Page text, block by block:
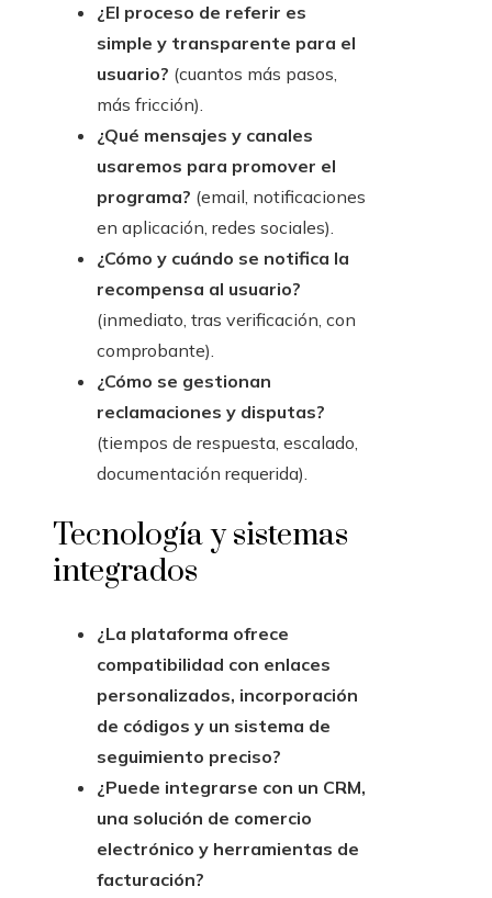
¿El proceso de referir es
simple y transparente para el
usuario? (cuantos más pasos,
más fricción).
¿Qué mensajes y canales
usaremos para promover el
programa? (email, notificaciones
en aplicación, redes sociales).
¿Cómo y cuándo se notifica la
recompensa al usuario?
(inmediato, tras verificación, con
comprobante).
¿Cómo se gestionan
reclamaciones y disputas?
(tiempos de respuesta, escalado,
documentación requerida).
Tecnología y sistemas
integrados
¿La plataforma ofrece
compatibilidad con enlaces
personalizados, incorporación
de códigos y un sistema de
seguimiento preciso?
¿Puede integrarse con un CRM,
una solución de comercio
electrónico y herramientas de
facturación?